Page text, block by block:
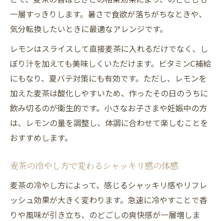
一層すっきりします。暑さで食欲が落ちがちなときや、
気分転換したいときに最適なアレンジです。
レモンはスライスして直接麦茶に入れるだけでなく、し
ぼり汁を加えても美味しくいただけます。ビタミンC補給
にもなり、夏バテ対策にも有効です。ただし、レモンを
加えた麦茶は酸化しやすいため、作ったその日のうちに
飲み切るのが衛生的です。小さなお子さまや妊娠中の方
は、レモンの量を調整し、体調に合わせて楽しむことを
おすすめします。
麦茶の冷やし方で変わるシャッキリ感の体感
麦茶の冷やし方によって、感じるシャッキリ感やリフレ
ッシュ効果が大きく変わります。急速に冷やすことで香
りや風味が引き立ち、のどごしの爽快感が一層増しま